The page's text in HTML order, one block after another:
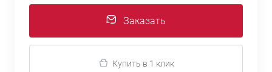
Заказать
Купить в 1 клик